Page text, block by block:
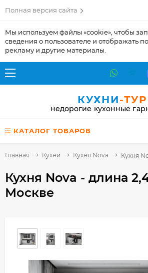
Полная версия сайта
Мы используем файлы «cookie», чтобы
сведения о пользователе и отображать
рекламу и другие материалы.
КУХНИ-ТУР
недорогие кухонные
КАТАЛОГ ТОВАРОВ
Главная Кухни Кухня Nova Кухня
Кухня Nova - длина
Москве